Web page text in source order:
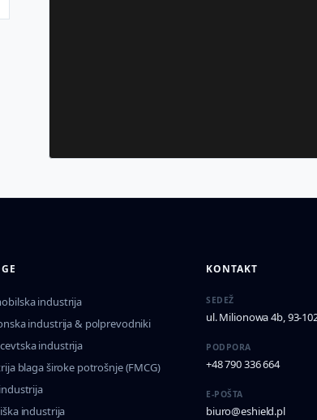
industrija
industrija & polprevodniki
industrija
blaga široke potrošnje (FMCG)
industrija
KONTAKT
SEDEŽ
ul. Milionowa 4b, 93-
PODPORA
+48 790 336 664
E-POŠTA
biuro@eshield.pl